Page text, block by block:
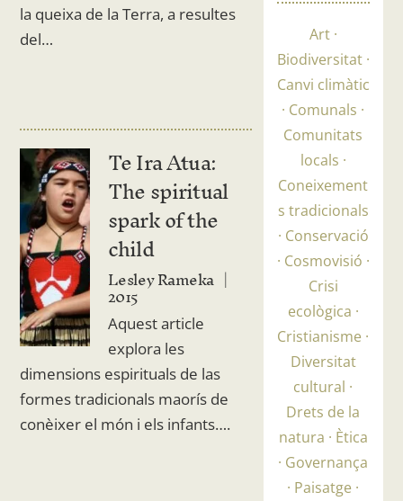
la queixa de la Terra, a resultes
del…
Te Ira Atua:
The spiritual
spark of the
child
Lesley Rameka
2015
Aquest article
explora les
dimensions espirituals de las
formes tradicionals maorís de
conèixer el món i els infants….
Art
Biodiversitat
Canvi climàtic
Comunals
Comunitats
locals
Coneixement
s tradicionals
Conservació
Cosmovisió
Crisi
ecològica
Cristianisme
Diversitat
cultural
Drets de la
natura
Ètica
Governança
Paisatge